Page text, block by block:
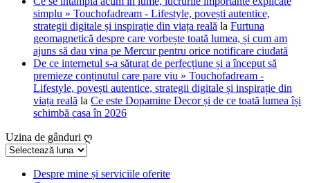
simplu » Touchofadream - Lifestyle, povești autentice,
strategii digitale și inspirație din viața reală la Furtuna
geomagnetică despre care vorbește toată lumea, și cum am
ajuns să dau vina pe Mercur pentru orice notificare ciudată
De ce internetul s-a săturat de perfecțiune și a început să
premieze conținutul care pare viu » Touchofadream -
Lifestyle, povești autentice, strategii digitale și inspirație din
viața reală la Ce este Dopamine Decor și de ce toată lumea își
schimbă casa în 2026
Uzina de gânduri ღ
Uzina
gânduriDespre mine și serviciile oferite